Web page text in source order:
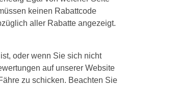
keinen Rabattcode
aller Rabatte angezeigt.
oder wenn Sie sich nicht
auf unserer Website
zu schicken. Beachten Sie